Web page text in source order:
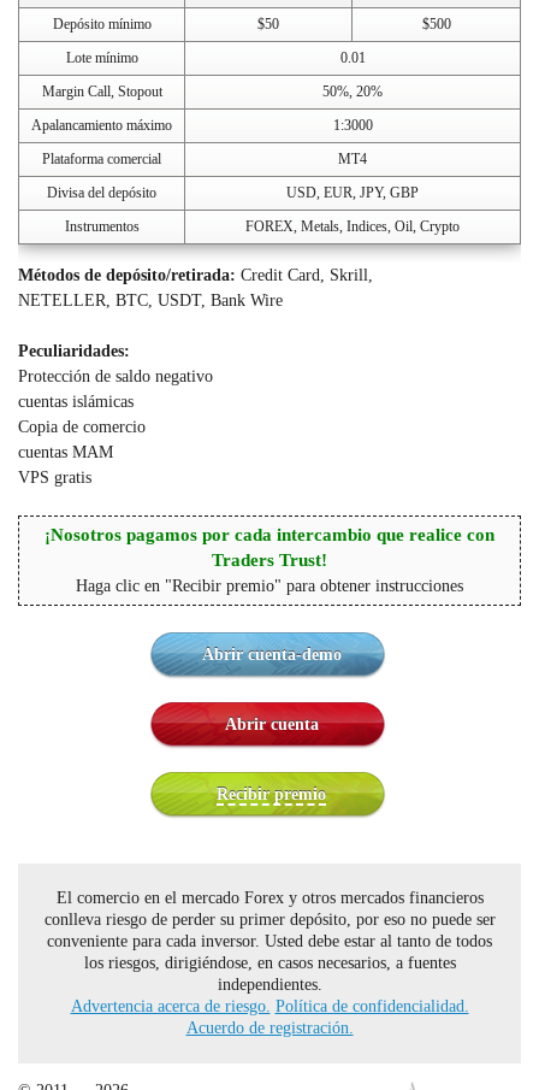
Depósito mínimo $50
$500
Lote mínimo
0.01
Margin Call, Stopout
50%, 20%
Apalancamiento máximo
1:3000
Plataforma comercial
MT4
Divisa del depósito
USD, EUR, JPY, GBP
Instrumentos
FOREX, Metals, Indices, Oil, Crypto
Métodos de depósito/retirada: Credit Card, Skrill,
NETELLER, BTC, USDT, Bank Wire
Peculiaridades:
Protección de saldo negativo
cuentas islámicas
Copia de comercio
cuentas MAM
VPS gratis
¡Nosotros pagamos por cada intercambio que realice con
Traders Trust!
Haga clic en "Recibir premio" para obtener instrucciones
Abrir cuenta-demo
Abrir cuenta
Recibir premio
El comercio en el mercado Forex y otros mercados financieros
conlleva riesgo de perder su primer depósito, por eso no puede ser
conveniente para cada inversor. Usted debe estar al tanto de todos
los riesgos, dirigiéndose, en casos necesarios, a fuentes
independientes.
Advertencia acerca de riesgo. Política de confidencialidad.
Acuerdo de registración.